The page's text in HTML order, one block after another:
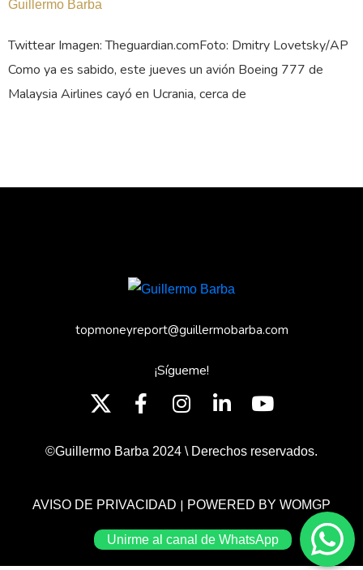
Guillermo Barba
Twittear Imagen: Theguardian.comFoto: Dmitry Lovetsky/AP
Como ya es sabido, este jueves un avión Boeing 777 de
Malaysia Airlines cayó en Ucrania, cerca de
topmoneyreport@guillermobarba.com
¡Sígueme!
©Guillermo Barba 2024 \ Derechos reservados.
AVISO DE PRIVACIDAD | POWERED BY WOMGP
Unirme al canal de WhatsApp